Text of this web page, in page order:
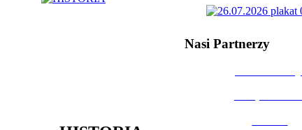
Nasi Partnerzy